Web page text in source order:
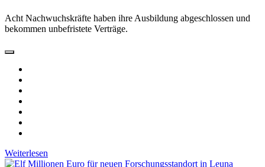
Acht Nachwuchskräfte haben ihre Ausbildung abgeschlossen und
bekommen unbefristete Verträge.
Weiterlesen